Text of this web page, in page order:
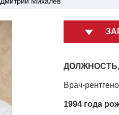
Врач-
1994 года